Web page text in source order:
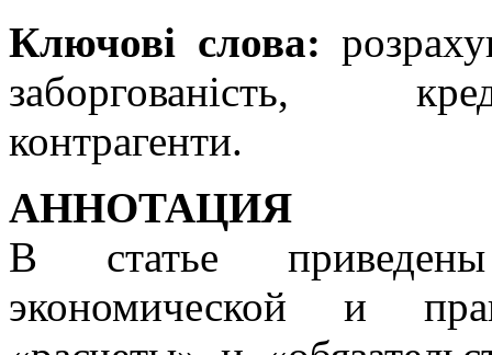
Ключові слова:
заборгованість,
контрагенти.
АННОТАЦИЯ
В статье приведены
экономической и